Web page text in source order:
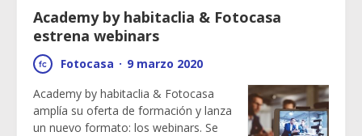
Academy by habitaclia & Fotocasa
estrena webinars
Fotocasa · 9 marzo 2020
Academy by habitaclia & Fotocasa
amplía su oferta de formación y lanza
un nuevo formato: los webinars. Se